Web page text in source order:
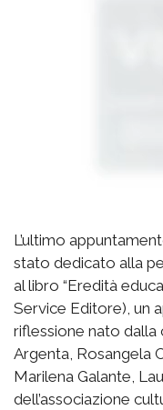
L’ultimo
stato dedicato alla
al libro “Eredità
Service Editore), un
riflessione nato dalla
Argenta, Rosangela
Marilena Galante,
dell’associazione